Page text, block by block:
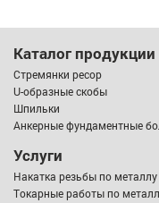
Каталог продукции
Стремянки ресор
U-образные скобы
Шпильки
Анкерные фундаментные
Услуги
Накатка резьбы по металлу
Токарные работы по